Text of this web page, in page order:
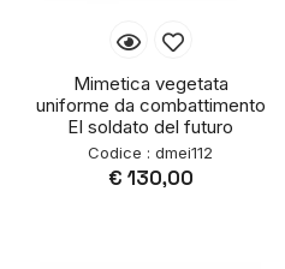
Mimetica vegetata
uniforme da combattimento
EI soldato del futuro
Codice : dmei112
€ 130,00